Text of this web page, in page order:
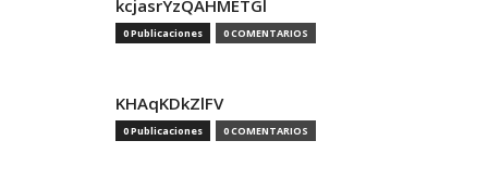
kcjasrYzQAHMETGl
0 Publicaciones 0 COMENTARIOS
KHAqKDkZlFV
0 Publicaciones 0 COMENTARIOS